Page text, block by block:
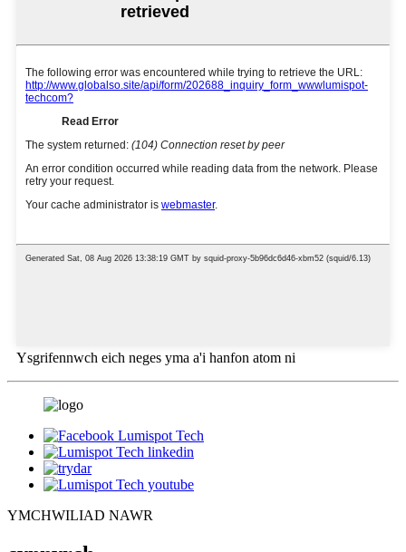
Ysgrifennwch eich neges yma a'i hanfon atom ni
YMCHWILIAD NAWR